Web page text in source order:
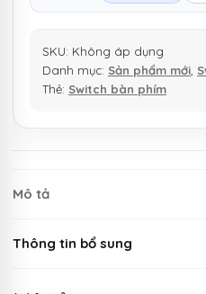
SKU: Không áp dụng
Danh mục: Sản phẩm mới
Thẻ: Switch bàn phím
Mô tả
Thông tin bổ sung